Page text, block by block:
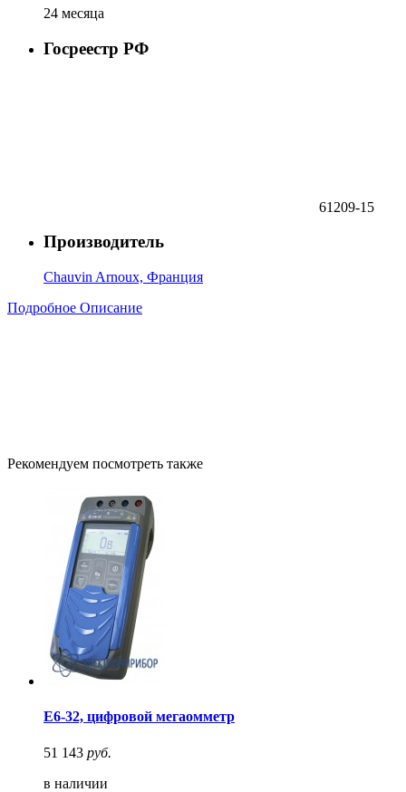
24 месяца
Госреестр РФ
61209-15
Производитель
Chauvin Arnoux, Франция
Подробное Описание
Рекомендуем посмотреть также
Е6-32, цифровой мегаомметр
51 143 руб.
в наличии